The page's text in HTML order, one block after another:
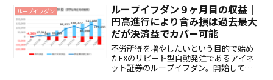
ループイフダン
ループイフダン９ヶ月目の収益｜
円高進行により含み損は過去最大
だが決済益でカバー可能
不労所得を増やしたいという目的で始め
たFXのリピート型自動発注であるアイネ
ット証券のループイフダン。開始して９